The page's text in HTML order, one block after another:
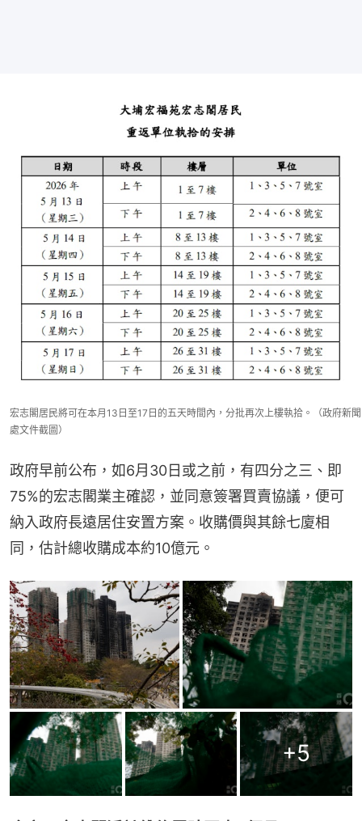
宏志閣居民將可在本月13日至17日的五天時間內，分批再次上樓執拾。（政府新聞
處文件截圖）
政府早前公布，如6月30日或之前，有四分之三、即
75%的宏志閣業主確認，並同意簽署買賣協議，便可
納入政府長遠居住安置方案。收購價與其餘七廈相
同，估計總收購成本約10億元。
+5